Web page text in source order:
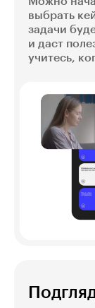
выбрать
задачи
и даст
учитесь,